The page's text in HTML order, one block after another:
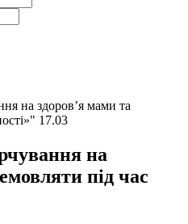
на здоров’я мами та
17.03
на
під час